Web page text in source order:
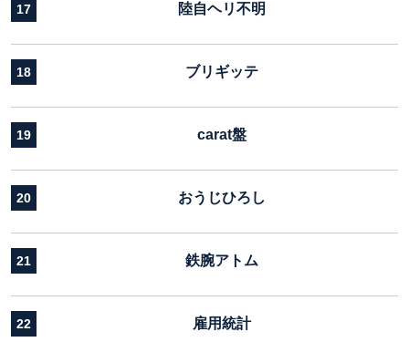
17 陸自ヘリ不明
18 ブリギッテ
19 carat盤
20 おうじひろし
21 鉄腕アトム
22 雇用統計